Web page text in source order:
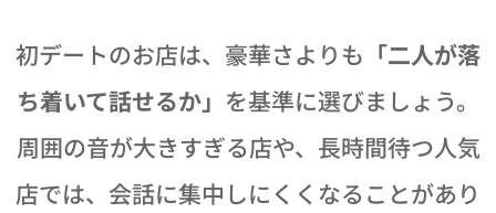
初デートのお店は、豪華さよりも 「二人が落
ち着いて話せるか」 を基準に選びましょう。
周囲の音が大きすぎる店や、長時間待つ人気
店では、会話に集中しにくくなることがあり